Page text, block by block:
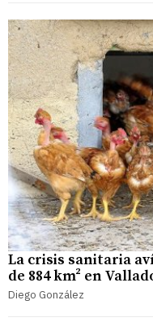
La crisis sanitaria
de 884 km² en
Diego González